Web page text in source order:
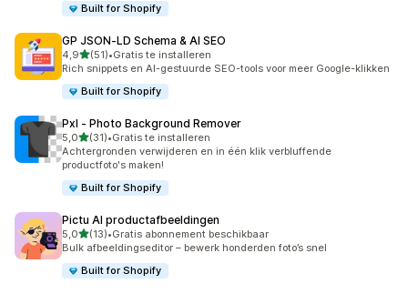
Built for Shopify
GP JSON‑LD Schema & AI SEO
4,9van 5 sterren
(51)
51 recensies in totaal
•Gratis te installeren
Rich snippets en AI-gestuurde SEO-tools voor meer Google-klikken
Built for Shopify
Pxl ‑ Photo Background Remover
5,0van 5 sterren
(31)
31 recensies in totaal
•Gratis te installeren
Achtergronden verwijderen en in één klik verbluffende
productfoto's maken!
Built for Shopify
Pictu AI productafbeeldingen
5,0van 5 sterren
(13)
13 recensies in totaal
•Gratis abonnement beschikbaar
Bulk afbeeldingseditor – bewerk honderden foto’s snel
Built for Shopify